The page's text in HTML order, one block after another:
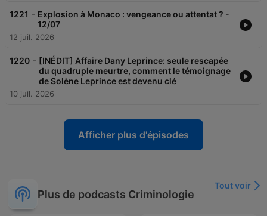
1221 - Explosion à Monaco : vengeance ou attentat ? -
12/07
12 juil. 2026
1220 - [INÉDIT] Affaire Dany Leprince: seule rescapée
du quadruple meurtre, comment le témoignage
de Solène Leprince est devenu clé
10 juil. 2026
Afficher plus d'épisodes
Plus de podcasts Criminologie
Tout voir